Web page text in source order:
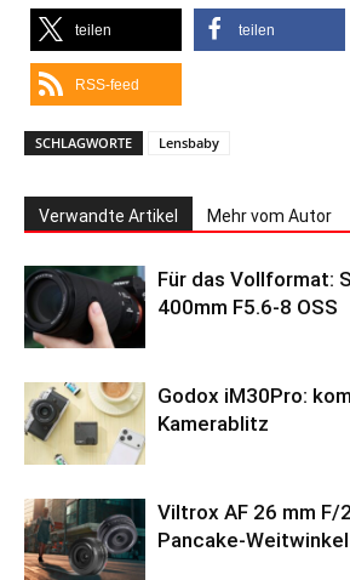
teilen teilen
RSS-feed
SCHLAGWORTE Lensbaby
Verwandte Artikel Mehr vom Autor
Für das Vollformat:
400mm F5.6-8 OSS
Godox iM30Pro:
Kamerablitz
Viltrox AF 26 mm F/
Pancake-